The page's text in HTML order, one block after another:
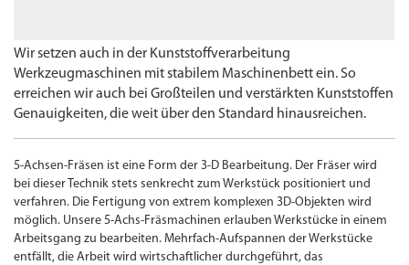
Wir setzen auch in der Kunststoffverarbeitung
Werkzeugmaschinen mit stabilem Maschinenbett ein. So
erreichen wir auch bei Großteilen und verstärkten Kunststoffen
Genauigkeiten, die weit über den Standard hinausreichen.
5-Achsen-Fräsen ist eine Form der 3-D Bearbeitung. Der Fräser wird
bei dieser Technik stets senkrecht zum Werkstück positioniert und
verfahren. Die Fertigung von extrem komplexen3D-Objekten wird
möglich. Unsere 5-Achs-Fräsmachinen erlauben Werkstücke in einem
Arbeitsgang zu bearbeiten. Mehrfach-Aufspannen der Werkstücke
entfällt, die Arbeit wird wirtschaftlicher durchgeführt, das